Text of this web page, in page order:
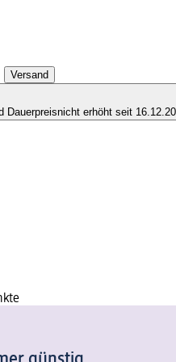
Versand
Dauerpreisnicht erhöht seit